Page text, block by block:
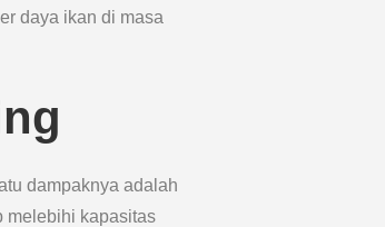
daya ikan di masa
dampaknya adalah
melebihi kapasitas